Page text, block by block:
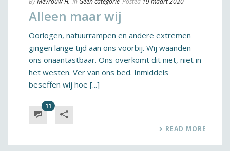
Alleen maar wij
Oorlogen, natuurrampen en andere extremen
gingen lange tijd aan ons voorbij. Wij waanden
ons onaantastbaar. Ons overkomt dit niet, niet in
het westen. Ver van ons bed. Inmiddels
beseffen wij hoe [...]
11
READ MORE